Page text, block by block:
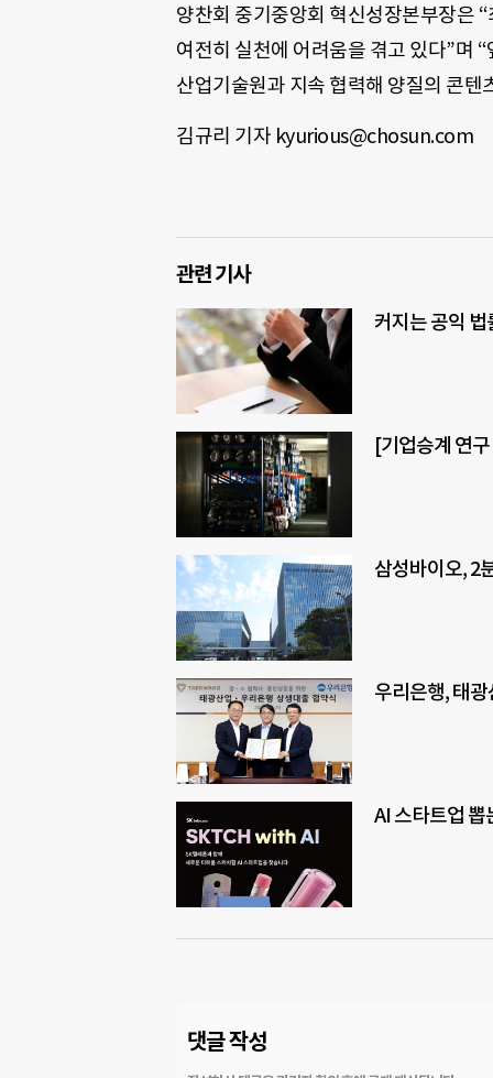
양찬회 중기중앙회 혁신성장본부장은
여전히 실천에 어려움을 겪고 있다”며
산업기술원과 지속 협력해 양질의 콘텐
김규리 기자 kyurious@chosun.com
관련 기사
커지는 공익
[기업승계 연
삼성바이오, 2
우리은행, 태
AI 스타트업
댓글 작성